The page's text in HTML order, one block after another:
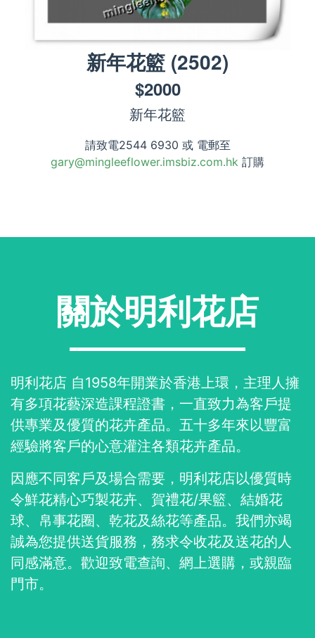
新年花籃 (2502)
$2000
新年花籃
請致電2544 6930 或 電郵至
gary@mingleeflower.imsbiz.com.hk 訂購
關於明利花店
明利花店 自1958年開業於香港上環，主理人擁
有多項花藝深造課程證書，一直致力為客戶提
供專業及優質的花卉產品。五十多年來以豐富
經驗將客戶的心意灌注各類花卉產品。
因應不同客戶及場合需要，明利花店以優質時
令鮮花精心巧製花卉、賀禮花/果籃、結婚花
球、帛事花圈、乾花及絲花等產品。我們亦竭
誠為您提供送貨服務，務求令收花及送花的人
同感滿意。歡迎致電查詢、網上選購，或親臨
門市。